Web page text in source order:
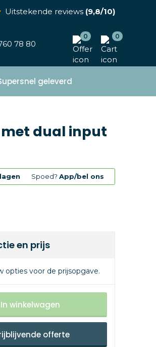
Uitstekende reviews(9,8/10)
78 80
0 0
geleverd
met dual input
Spoed?App/bel ons
en prijs
opties voor de prijsopgave.
In winkelwagen
offerte